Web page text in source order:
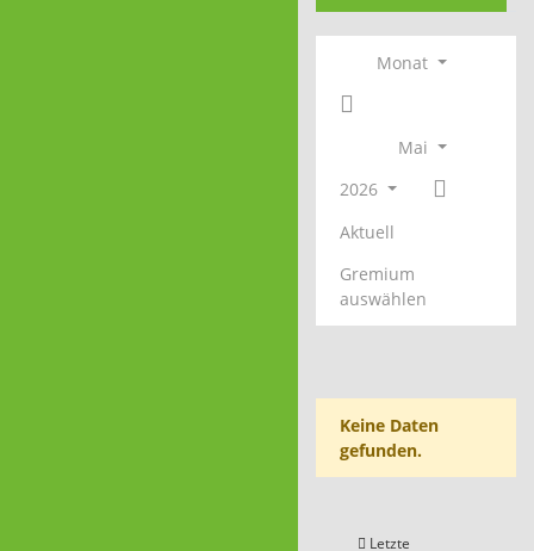
Monat
Mai
2026
Aktuell
Gremium
auswählen
Keine Daten
gefunden.
Letzte